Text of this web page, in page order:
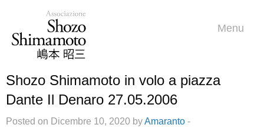
Menu
Shozo Shimamoto in volo a piazza
Dante Il Denaro 27.05.2006
Posted on Dicembre 10, 2020 byAmaranto -